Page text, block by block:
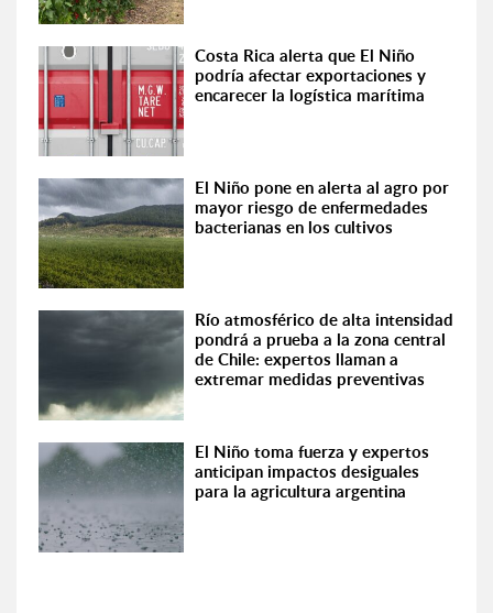
Costa Rica alerta que El Niño
podría afectar exportaciones y
encarecer la logística marítima
El Niño pone en alerta al agro por
mayor riesgo de enfermedades
bacterianas en los cultivos
Río atmosférico de alta intensidad
pondrá a prueba a la zona central
de Chile: expertos llaman a
extremar medidas preventivas
El Niño toma fuerza y expertos
anticipan impactos desiguales
para la agricultura argentina